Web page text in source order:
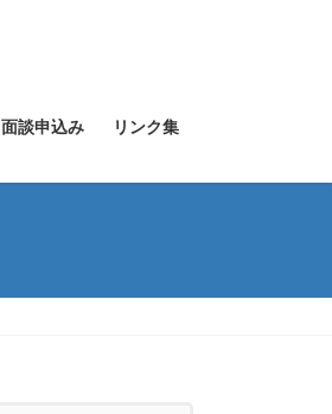
面談申込み リンク集